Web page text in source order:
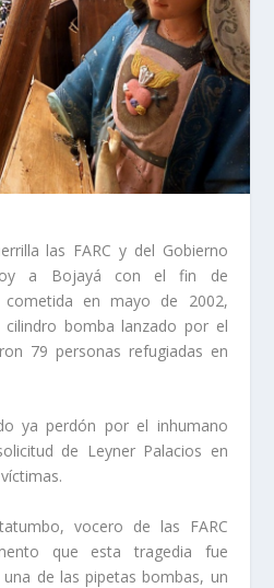
las FARC y del Gobierno
a Bojayá con el fin de
cometida en mayo de 2002,
bomba lanzado por el
79 personas refugiadas en
ya perdón por el inhumano
de Leyner Palacios en
vocero de las FARC
que esta tragedia fue
de las pipetas bombas, un